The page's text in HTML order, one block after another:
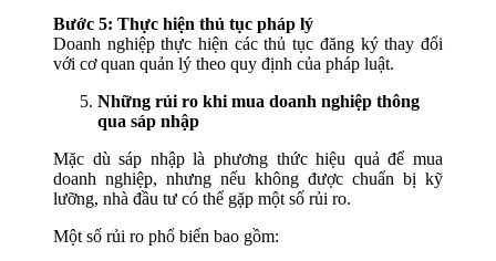
Bước 5: Thực hiện thủ tục pháp lý
Doanh nghiệp thực hiện các thủ tục đăng ký thay đổi
với cơ quan quản lý theo quy định của pháp luật.
Những rủi ro khi mua doanh nghiệp thông
qua sáp nhập
Mặc dù sáp nhập là phương thức hiệu quả để mua
doanh nghiệp, nhưng nếu không được chuẩn bị kỹ
lưỡng, nhà đầu tư có thể gặp một số rủi ro.
Một số rủi ro phổ biến bao gồm: